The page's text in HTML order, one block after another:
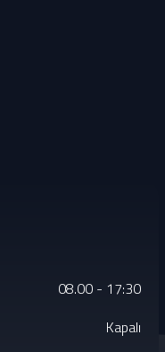
08.00 - 17:30
Kapalı